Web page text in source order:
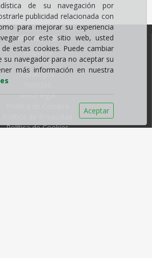
de su navegación por
publicidad relacionada con
para mejorar su experiencia
por este sitio web, usted
estas cookies. Puede cambiar
su navegador para no aceptar su
más información en nuestra
Aceptar
Información
Empresa
Servicios
Catálogos
Aviso legal
Política de Cookies